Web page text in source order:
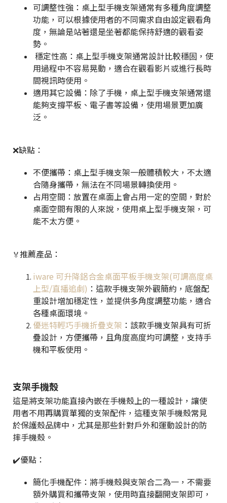
可調整性強：桌上型手機支架通常有多種角度調整
功能，可以根據使用者的不同需求自由設定觀看角
度，無論是站著還是坐著都能保持舒適的觀看姿
勢。
穩定性高：桌上型手機支架通常設計比較穩固，使
用過程中不容易晃動，適合在觀看影片或進行長時
間視訊時使用。
適用其它設備：除了手機，桌上型手機支架通常還
能夠支撐平板、電子書等設備，使用場景更加廣
泛。
❌缺點：
不便攜帶：桌上型手機支架一般體積較大，不太適
合隨身攜帶，無法在不同場景轉換使用。
占用空間：放置在桌面上會占用一定的空間，對於
桌面空間有限的人來說，使用桌上型手機支架，可
能不太方便。
🏅推薦產品：
iware 可升降鋁合金桌面平板手機支架(可調高度桌
上型/直播追劇) ：這款手機支架外觀簡約，底盤配
重設計增加穩定性，並提供多角度調整功能，適合
各種桌面環境。
優迷特輕巧手機折疊支架 ：該款手機支架具有可折
疊設計，方便攜帶，且角度高度均可調整，支持手
機和平板使用。
支架手機殼
這是將支架功能直接內嵌在手機殼上的一種設計，讓使
用者不用再購買單獨的支架配件，這種支架手機殼常見
於保護殼品牌中，尤其是那些針對戶外和運動設計的防
摔手機殼。
✔️優點：
簡化手機配件：將手機殼與支架合二為一，不需要
額外購買和攜帶支架，使用時直接翻開支架即可，